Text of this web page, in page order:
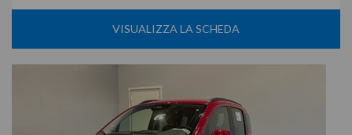
VISUALIZZA LA SCHEDA